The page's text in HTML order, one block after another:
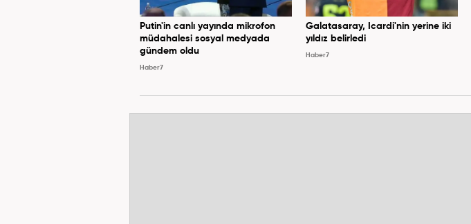
Putin'in canlı yayında mikrofon
müdahalesi sosyal medyada
gündem oldu
Haber7
Galatasaray, Icardi'nin yerine iki
yıldız belirledi
Haber7